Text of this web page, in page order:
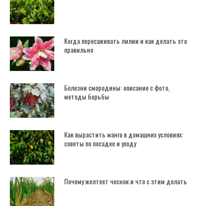
Когда пересаживать лилии и как делать это
правильно
Болезни смородины: описание с фото,
методы борьбы
Как вырастить манго в домашних условиях:
советы по посадке и уходу
Почему желтеет чеснок и что с этим делать